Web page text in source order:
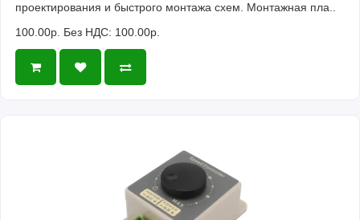
проектирования и быстрого монтажа схем. Монтажная пла..
100.00р. Без НДС: 100.00р.